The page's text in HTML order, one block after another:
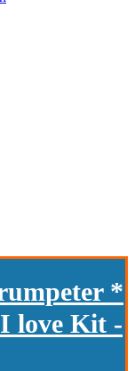
*
love Kit -